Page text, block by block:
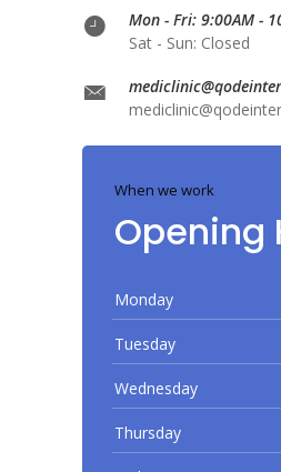
Mon - Fri: 9:00AM -
Sat - Sun: Closed
When we work
Opening
Monday
Tuesday
Wednesday
Thursday